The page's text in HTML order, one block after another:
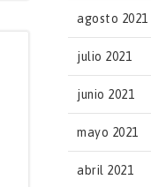
agosto 2021
julio 2021
junio 2021
mayo 2021
abril 2021